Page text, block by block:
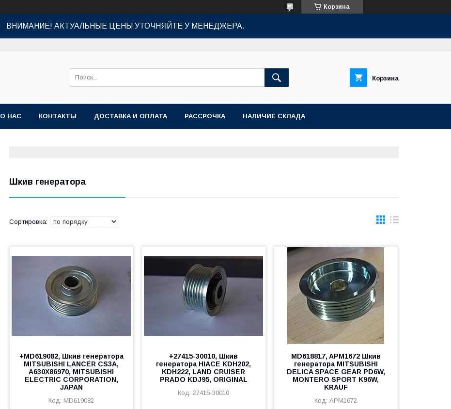
Корзина
ВНИМАНИЕ! АКТУАЛЬНЫЕ ЦЕНЫ УТОЧНЯЙТЕ У МЕНЕДЖЕРА.
Корзина
О НАС КОНТАКТЫ ДОСТАВКА И ОПЛАТА РАССРОЧКА НАЛИЧИЕ СКЛАДА
Шкив генератора
+MD619082, Шкив генератора
MITSUBISHI LANCER CS3A,
A630X86970, MITSUBISHI
ELECTRIC CORPORATION,
JAPAN
MD619082
+27415-30010, Шкив
генератора HIACE KDH202,
KDH222, LAND CRUISER
PRADO KDJ95, ORIGINAL
27415-30010
MD618817, APM1672 Шкив
генератора MITSUBISHI
DELICA SPACE GEAR PD6W,
MONTERO SPORT K96W,
KRAUF
APM1672